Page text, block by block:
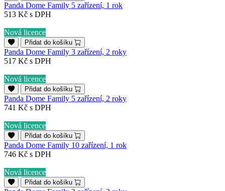
Panda Dome Family 5 zařízení, 1 rok
513 Kč s DPH
Nová licence
Přidat do košíku
Panda Dome Family 3 zařízení, 2 roky
517 Kč s DPH
Nová licence
Přidat do košíku
Panda Dome Family 5 zařízení, 2 roky
741 Kč s DPH
Nová licence
Přidat do košíku
Panda Dome Family 10 zařízení, 1 rok
746 Kč s DPH
Nová licence
Přidat do košíku